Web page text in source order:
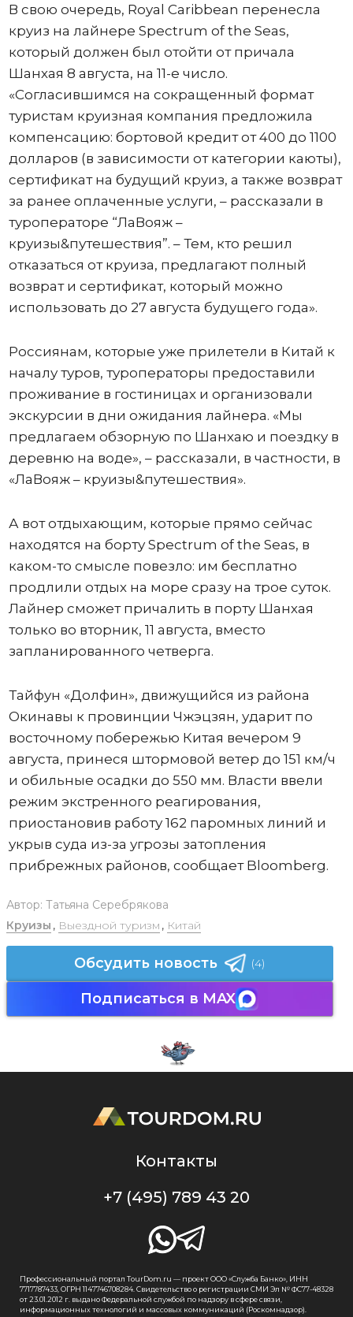
В свою очередь, Royal Caribbean перенесла
круиз на лайнере Spectrum of the Seas,
который должен был отойти от причала
Шанхая 8 августа, на 11-е число.
«Согласившимся на сокращенный формат
туристам круизная компания предложила
компенсацию: бортовой кредит от 400 до 1100
долларов (в зависимости от категории каюты),
сертификат на будущий круиз, а также возврат
за ранее оплаченные услуги, – рассказали в
туроператоре “ЛаВояж –
круизы&путешествия”. – Тем, кто решил
отказаться от круиза, предлагают полный
возврат и сертификат, который можно
использовать до 27 августа будущего года».
Россиянам, которые уже прилетели в Китай к
началу туров, туроператоры предоставили
проживание в гостиницах и организовали
экскурсии в дни ожидания лайнера. «Мы
предлагаем обзорную по Шанхаю и поездку в
деревню на воде», – рассказали, в частности, в
«ЛаВояж – круизы&путешествия».
А вот отдыхающим, которые прямо сейчас
находятся на борту Spectrum of the Seas, в
каком-то смысле повезло: им бесплатно
продлили отдых на море сразу на трое суток.
Лайнер сможет причалить в порту Шанхая
только во вторник, 11 августа, вместо
запланированного четверга.
Тайфун «Долфин», движущийся из района
Окинавы к провинции Чжэцзян, ударит по
восточному побережью Китая вечером 9
августа, принеся штормовой ветер до 151 км/ч
и обильные осадки до 550 мм. Власти ввели
режим экстренного реагирования,
приостановив работу 162 паромных линий и
укрыв суда из-за угрозы затопления
прибрежных районов, сообщает Bloomberg.
Автор: Татьяна Серебрякова
Круизы , Выездной туризм , Китай
Обсудить новость (4)
Подписаться в MAX
Контакты
+7 (495) 789 43 20
Профессиональный портал TourDom.ru — проект ООО «Служба Банко», ИНН
7717787433, ОГРН 1147746708284. Свидетельство о регистрации СМИ Эл № ФС77-48328
от 23.01.2012 г. выдано Федеральной службой по надзору в сфере связи,
информационных технологий и массовых коммуникаций (Роскомнадзор).